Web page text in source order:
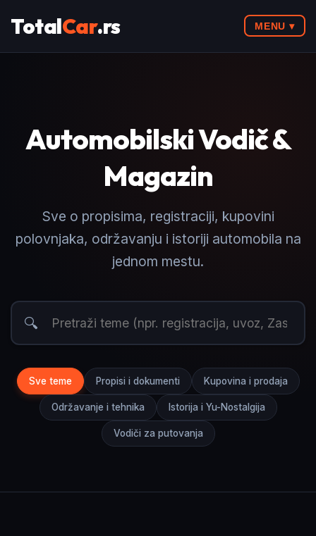
TotalCar.rs MENU ▾
Automobilski Vodič &
Magazin
Sve o propisima, registraciji, kupovini
polovnjaka, održavanju i istoriji automobila na
jednom mestu.
🔍
Sve teme Propisi i dokumenti Kupovina i prodaja
Održavanje i tehnika Istorija i Yu-Nostalgija
Vodiči za putovanja